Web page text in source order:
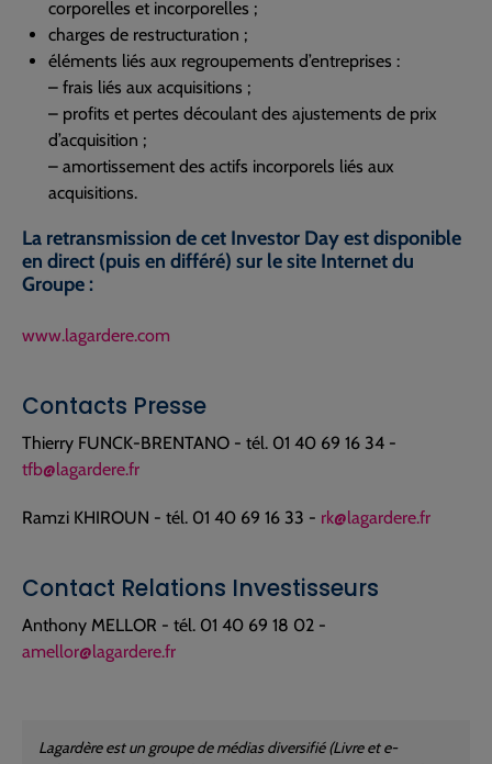
corporelles et incorporelles ;
charges de restructuration ;
éléments liés aux regroupements d’entreprises :
– frais liés aux acquisitions ;
– profits et pertes découlant des ajustements de prix
d’acquisition ;
– amortissement des actifs incorporels liés aux
acquisitions.
La retransmission de cet Investor Day est disponible
en direct (puis en différé) sur le site Internet du
Groupe :
www.lagardere.com
Contacts Presse
Thierry FUNCK-BRENTANO - tél. 01 40 69 16 34 -
tfb@lagardere.fr
Ramzi KHIROUN - tél. 01 40 69 16 33 - rk@lagardere.fr
Contact Relations Investisseurs
Anthony MELLOR - tél. 01 40 69 18 02 -
amellor@lagardere.fr
Lagardère est un groupe de médias diversifié (Livre et e-